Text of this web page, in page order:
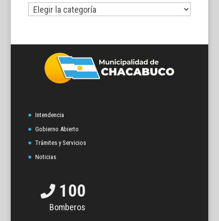
Por
temas
Intendencia
Gobierno Abierto
Trámites y Servicios
Noticias
100
Bomberos